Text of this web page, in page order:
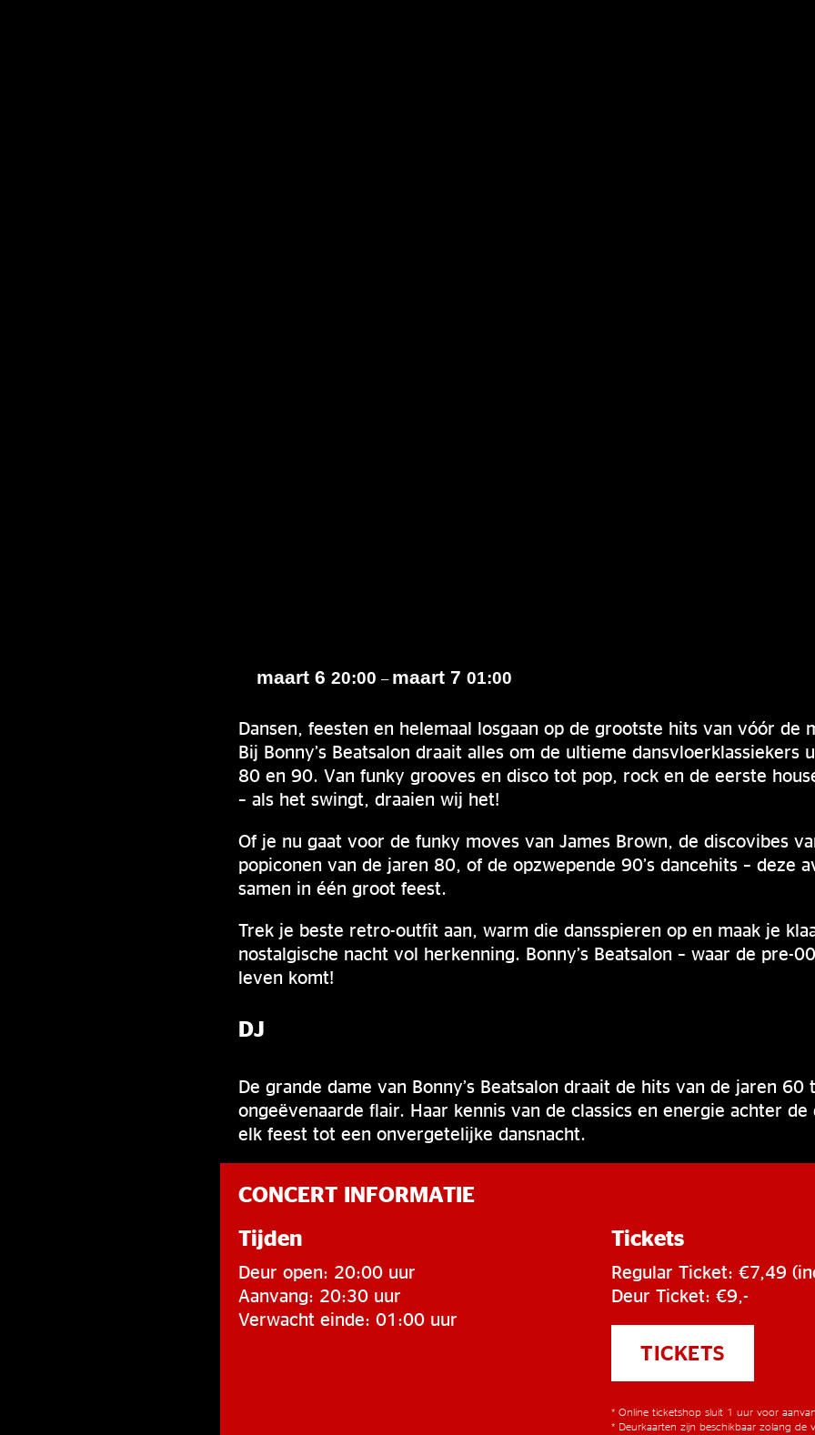
maart 6 20:00 – maart 7 01:00
Dansen, feesten en helemaal losgaan op de grootste hits van vóór de
Bij Bonny’s Beatsalon draait alles om de ultieme dansvloerklassiekers
80 en 90. Van funky grooves en disco tot pop, rock en de eerste
– als het swingt, draaien wij het!
Of je nu gaat voor de funky moves van James Brown, de discovibes
popiconen van de jaren 80, of de opzwepende 90’s dancehits – deze
samen in één groot feest.
Trek je beste retro-outfit aan, warm die dansspieren op en maak je
nostalgische nacht vol herkenning. Bonny’s Beatsalon – waar de pre-
leven komt!
DJ
De grande dame van Bonny’s Beatsalon draait de hits van de jaren
ongeëvenaarde flair. Haar kennis van de classics en energie achter de
elk feest tot een onvergetelijke dansnacht.
CONCERT INFORMATIE
Tijden
Deur open: 20:00 uur
Aanvang: 20:30 uur
Verwacht einde: 01:00 uur
Tickets
Regular Ticket: €7,49
Deur Ticket: €9,-
TICKETS
* Online ticketshop sluit 1 uur voor
* Deurkaarten zijn beschikbaar zolang de